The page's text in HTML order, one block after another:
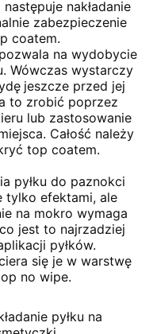
nakładanie
zabezpieczenie
coatem.
na wydobycie
Wówczas wystarczy
jeszcze przed jej
to zrobić poprzez
lub zastosowanie
Całość należy
top coatem.
pyłku do paznokci
tylko efektami, ale
na mokro wymaga
jest to najrzadziej
pyłków.
się je w warstwę
no wipe.